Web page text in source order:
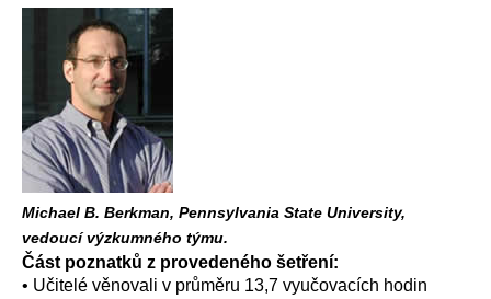
Michael B. Berkman, Pennsylvania State University,
vedoucí výzkumného týmu.
Část poznatků z provedeného šetření:
• Učitelé věnovali v průměru 13,7 vyučovacích hodin